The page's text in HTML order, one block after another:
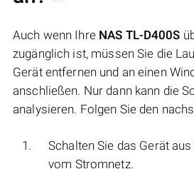
Auch wenn Ihre NAS TL-D400S
zugänglich ist, müssen Sie die
Gerät entfernen und an einen
anschließen. Nur dann kann die
analysieren. Folgen Sie den
Schalten Sie das Gerät
vom Stromnetz.